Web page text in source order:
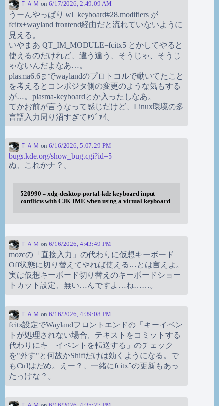
ＴＡＭ on 6/17/2026, 2:49:09 AM
うーんやっぱり wl_keyboard#28.modifiers が
fcitx+wayland frontend経由だと流れていないように
見える。
いやまあ QT_IM_MODULE=fcitx5 とかしてやると
使えるのだけれど、違う違う、そうじゃ、そうじ
ゃないんだよなあ…。
plasma6.6までwaylandのプロトコルで動いてたこと
を考えるとコンポジタ側の変更のような気もする
が…。plasma-keyboardとか入ったしなあ。
てかお前が言うなって感じだけど、Linux環境の多
言語入力周り沼すぎてﾔｳﾞｧｲ。
ＴＡＭ on 6/16/2026, 5:07:29 PM
bugs.kde.org/show_bug.cgi?id=5
ぬ、これかナ？。
520990 – xdg-desktop-portal-kde keyboard input
conflicts with CJK IME when using a virtual keyboard
ＴＡＭ on 6/16/2026, 4:43:49 PM
mozcの「直接入力」の代わりに仮想キーボード
Off状態に切り替えてやれば使える…とは言えよ。
実は仮想キーボード切り替えのキーボードショー
トカット設定、無い…んですよ…ね……。
ＴＡＭ on 6/16/2026, 4:39:08 PM
fcitx設定でWaylandフロントエンドの「キーイベン
トが処理されない場合、テキストをコミットする
代わりにキーイベントを転送する」のチェック
を"外す"と何故かShiftだけは効くようになる。で
もCtrlはだめ。えー？、一緒にfcitx5の更新もあっ
たっけな？。